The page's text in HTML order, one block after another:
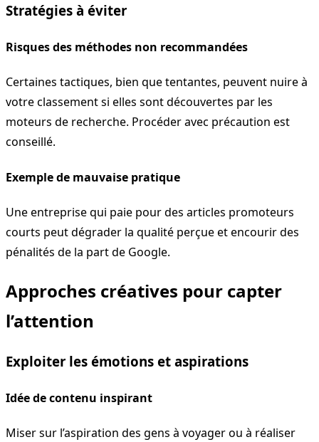
Stratégies à éviter
Risques des méthodes non recommandées
Certaines tactiques, bien que tentantes, peuvent nuire à
votre classement si elles sont découvertes par les
moteurs de recherche. Procéder avec précaution est
conseillé.
Exemple de mauvaise pratique
Une entreprise qui paie pour des articles promoteurs
courts peut dégrader la qualité perçue et encourir des
pénalités de la part de Google.
Approches créatives pour capter
l’attention
Exploiter les émotions et aspirations
Idée de contenu inspirant
Miser sur l’aspiration des gens à voyager ou à réaliser